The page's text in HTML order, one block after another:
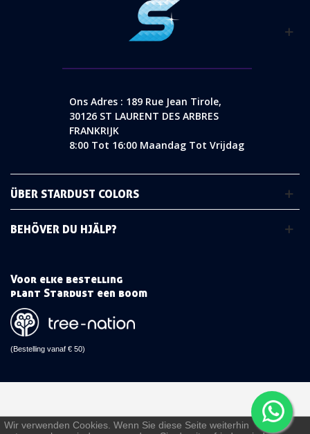
Ons Adres : 189 Rue Jean Tirole,
30126 ST LAURENT DES ARBRES
FRANKRIJK
8:00 Tot 16:00 Maandag Tot Vrijdag
ÜBER STARDUST COLORS
BEHÖVER DU HJÄLP?
Voor elke bestelling
plant Stardust een boom
(Bestelling vanaf € 50)
Wir verwenden Cookies. Wenn Sie diese Seite weiterhin